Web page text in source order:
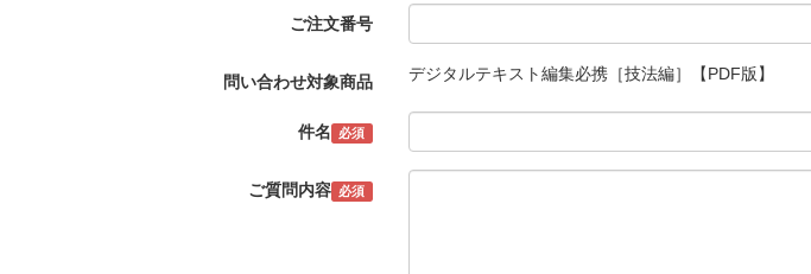
ご注文番号
問い合わせ対象商品 デジタルテキスト編集必携［技法編］【PDF版】
件名 必須
ご質問内容 必須